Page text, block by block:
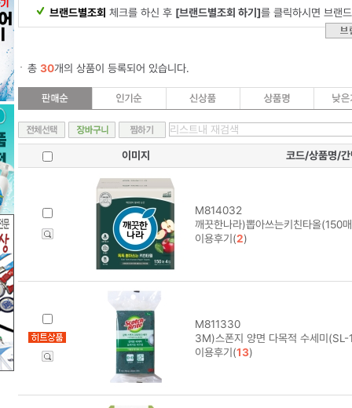
브랜드별조회 체크를 하신 후 [브랜드별조회 하기]를 클릭하시면 브랜
총 30개의 상품이 등록되어 있습니다.
이미지 코드/상품명/간
M814032
깨끗한나라)뽑아쓰는키친타올(150
이용후기(2)
M811330
3M)스폰지 양면 다목적 수세미
이용후기(13)